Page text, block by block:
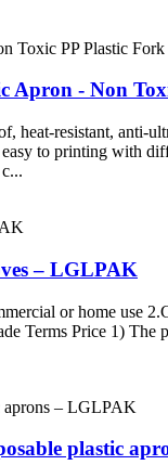
Apron - Non
heat-resistant,
to printing with
– LGLPAK
or home use
Terms Price 1)
plastic